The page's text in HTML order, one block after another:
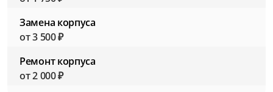
Замена корпуса
от 3 500 ₽
Ремонт корпуса
от 2 000 ₽